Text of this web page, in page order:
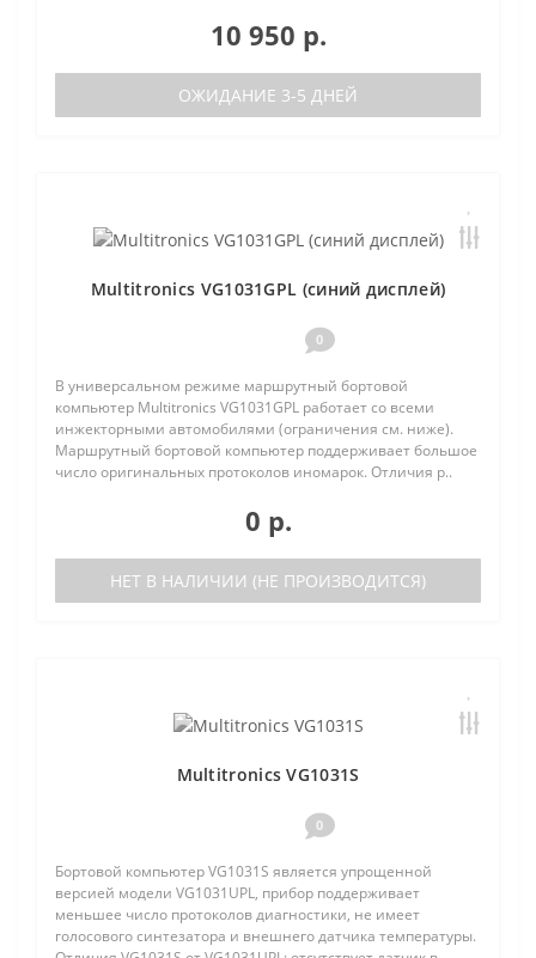
10 950 р.
ОЖИДАНИЕ 3-5 ДНЕЙ
Multitronics VG1031GPL (синий дисплей)
0
В универсальном режиме маршрутный бортовой
компьютер Multitronics VG1031GPL работает со всеми
инжекторными автомобилями (ограничения см. ниже).
Маршрутный бортовой компьютер поддерживает большое
число оригинальных протоколов иномарок. Отличия р..
0 р.
НЕТ В НАЛИЧИИ (НЕ ПРОИЗВОДИТСЯ)
Multitronics VG1031S
0
Бортовой компьютер VG1031S является упрощенной
версией модели VG1031UPL, прибор поддерживает
меньшее число протоколов диагностики, не имеет
голосового синтезатора и внешнего датчика температуры.